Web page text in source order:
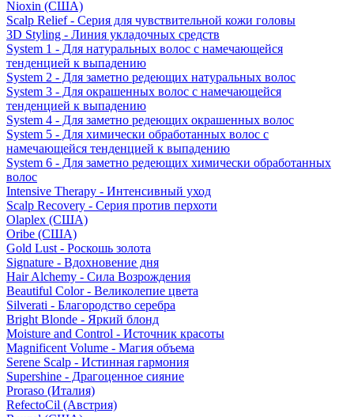
Nioxin (США)
Scalp Relief - Серия для чувствительной кожи головы
3D Styling - Линия укладочных средств
System 1 - Для натуральных волос с намечающейся
тенденцией к выпадению
System 2 - Для заметно редеющих натуральных волос
System 3 - Для окрашенных волос с намечающейся
тенденцией к выпадению
System 4 - Для заметно редеющих окрашенных волос
System 5 - Для химически обработанных волос с
намечающейся тенденцией к выпадению
System 6 - Для заметно редеющих химически обработанных
волос
Intensive Therapy - Интенсивный уход
Scalp Recovery - Серия против перхоти
Olaplex (США)
Oribe (США)
Gold Lust - Роскошь золота
Signature - Вдохновение дня
Hair Alchemy - Сила Возрождения
Beautiful Color - Великолепие цвета
Silverati - Благородство серебра
Bright Blonde - Яркий блонд
Moisture and Control - Источник красоты
Magnificent Volume - Магия объема
Serene Scalp - Истинная гармония
Supershine - Драгоценное сияние
Proraso (Италия)
RefectoCil (Австрия)